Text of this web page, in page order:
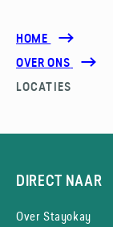
HOME
OVER ONS
LOCATIES
DIRECT NAAR
Over Stayokay